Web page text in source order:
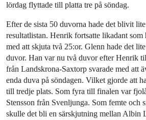
lördag flyttade till platta tre på söndag.
Efter de sista 50 duvorna hade det blivit
resultatlistan. Henrik fortsatte likadant som
med att skjuta två 25:or. Glenn hade det
duvor. Han var nu två duvor efter Henrik
från Landskrona-Saxtorp svarade med att
enda duva på söndagen. Vilket gjorde att
till tredje plats. Som fyra till finalen var
Stensson från Svenljunga. Som femte och
skulle det bli en särskjutning mellan Albin